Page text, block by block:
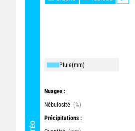
Pluie(mm)
Nuages :
Nébulosité (%)
Précipitations :